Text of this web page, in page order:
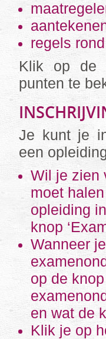
regels
Klik op de
punten te
Je kunt je
een
Wil je zien
moet
opleiding
knop
Wanneer
op de
en wat de
Klik je op